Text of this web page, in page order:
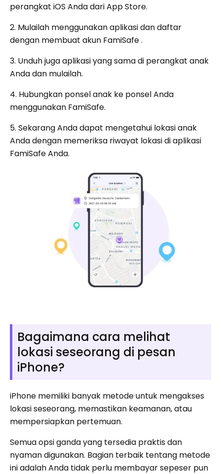
perangkat iOS Anda dari App Store.
2. Mulailah menggunakan aplikasi dan daftar
dengan membuat akun FamiSafe .
3. Unduh juga aplikasi yang sama di perangkat anak
Anda dan mulailah.
4. Hubungkan ponsel anak ke ponsel Anda
menggunakan FamiSafe.
5. Sekarang Anda dapat mengetahui lokasi anak
Anda dengan memeriksa riwayat lokasi di aplikasi
FamiSafe Anda.
Bagaimana cara melihat
lokasi seseorang di pesan
iPhone?
iPhone memiliki banyak metode untuk mengakses
lokasi seseorang, memastikan keamanan, atau
mempersiapkan pertemuan.
Semua opsi ganda yang tersedia praktis dan
nyaman digunakan. Bagian terbaik tentang metode
ini adalah Anda tidak perlu membayar sepeser pun